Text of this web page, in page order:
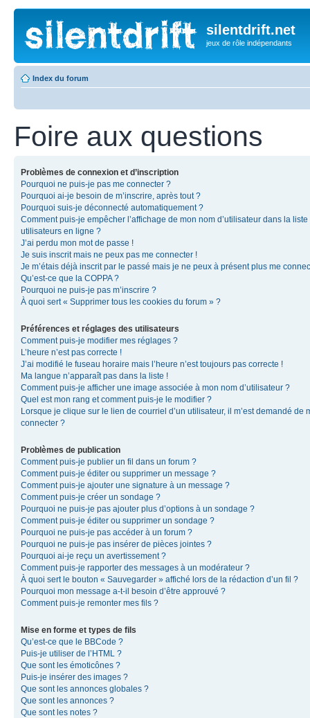
silentdrift.net
jeux de rôle indépendants
Index du forum
Foire aux questions
Problèmes de connexion et d’inscription
Pourquoi ne puis-je pas me connecter ?
Pourquoi ai-je besoin de m’inscrire, après tout ?
Pourquoi suis-je déconnecté automatiquement ?
Comment puis-je empêcher l’affichage de mon nom d’utilisateur dans la liste
utilisateurs en ligne ?
J’ai perdu mon mot de passe !
Je suis inscrit mais ne peux pas me connecter !
Je m’étais déjà inscrit par le passé mais je ne peux à présent plus me
Qu’est-ce que la COPPA ?
Pourquoi ne puis-je pas m’inscrire ?
À quoi sert « Supprimer tous les cookies du forum » ?
Préférences et réglages des utilisateurs
Comment puis-je modifier mes réglages ?
L’heure n’est pas correcte !
J’ai modifié le fuseau horaire mais l’heure n’est toujours pas correcte !
Ma langue n’apparaît pas dans la liste !
Comment puis-je afficher une image associée à mon nom d’utilisateur ?
Quel est mon rang et comment puis-je le modifier ?
Lorsque je clique sur le lien de courriel d’un utilisateur, il m’est demandé de
connecter ?
Problèmes de publication
Comment puis-je publier un fil dans un forum ?
Comment puis-je éditer ou supprimer un message ?
Comment puis-je ajouter une signature à un message ?
Comment puis-je créer un sondage ?
Pourquoi ne puis-je pas ajouter plus d’options à un sondage ?
Comment puis-je éditer ou supprimer un sondage ?
Pourquoi ne puis-je pas accéder à un forum ?
Pourquoi ne puis-je pas insérer de pièces jointes ?
Pourquoi ai-je reçu un avertissement ?
Comment puis-je rapporter des messages à un modérateur ?
À quoi sert le bouton « Sauvegarder » affiché lors de la rédaction d’un fil ?
Pourquoi mon message a-t-il besoin d’être approuvé ?
Comment puis-je remonter mes fils ?
Mise en forme et types de fils
Qu’est-ce que le BBCode ?
Puis-je utiliser de l’HTML ?
Que sont les émoticônes ?
Puis-je insérer des images ?
Que sont les annonces globales ?
Que sont les annonces ?
Que sont les notes ?